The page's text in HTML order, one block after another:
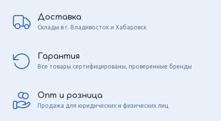
Доставка
Склады в г. Владивосток и Хабаровск
Гарантия
Все товары сертифицированы, проверенные бренды
Опт и розница
Продажа для юридических и физических лиц